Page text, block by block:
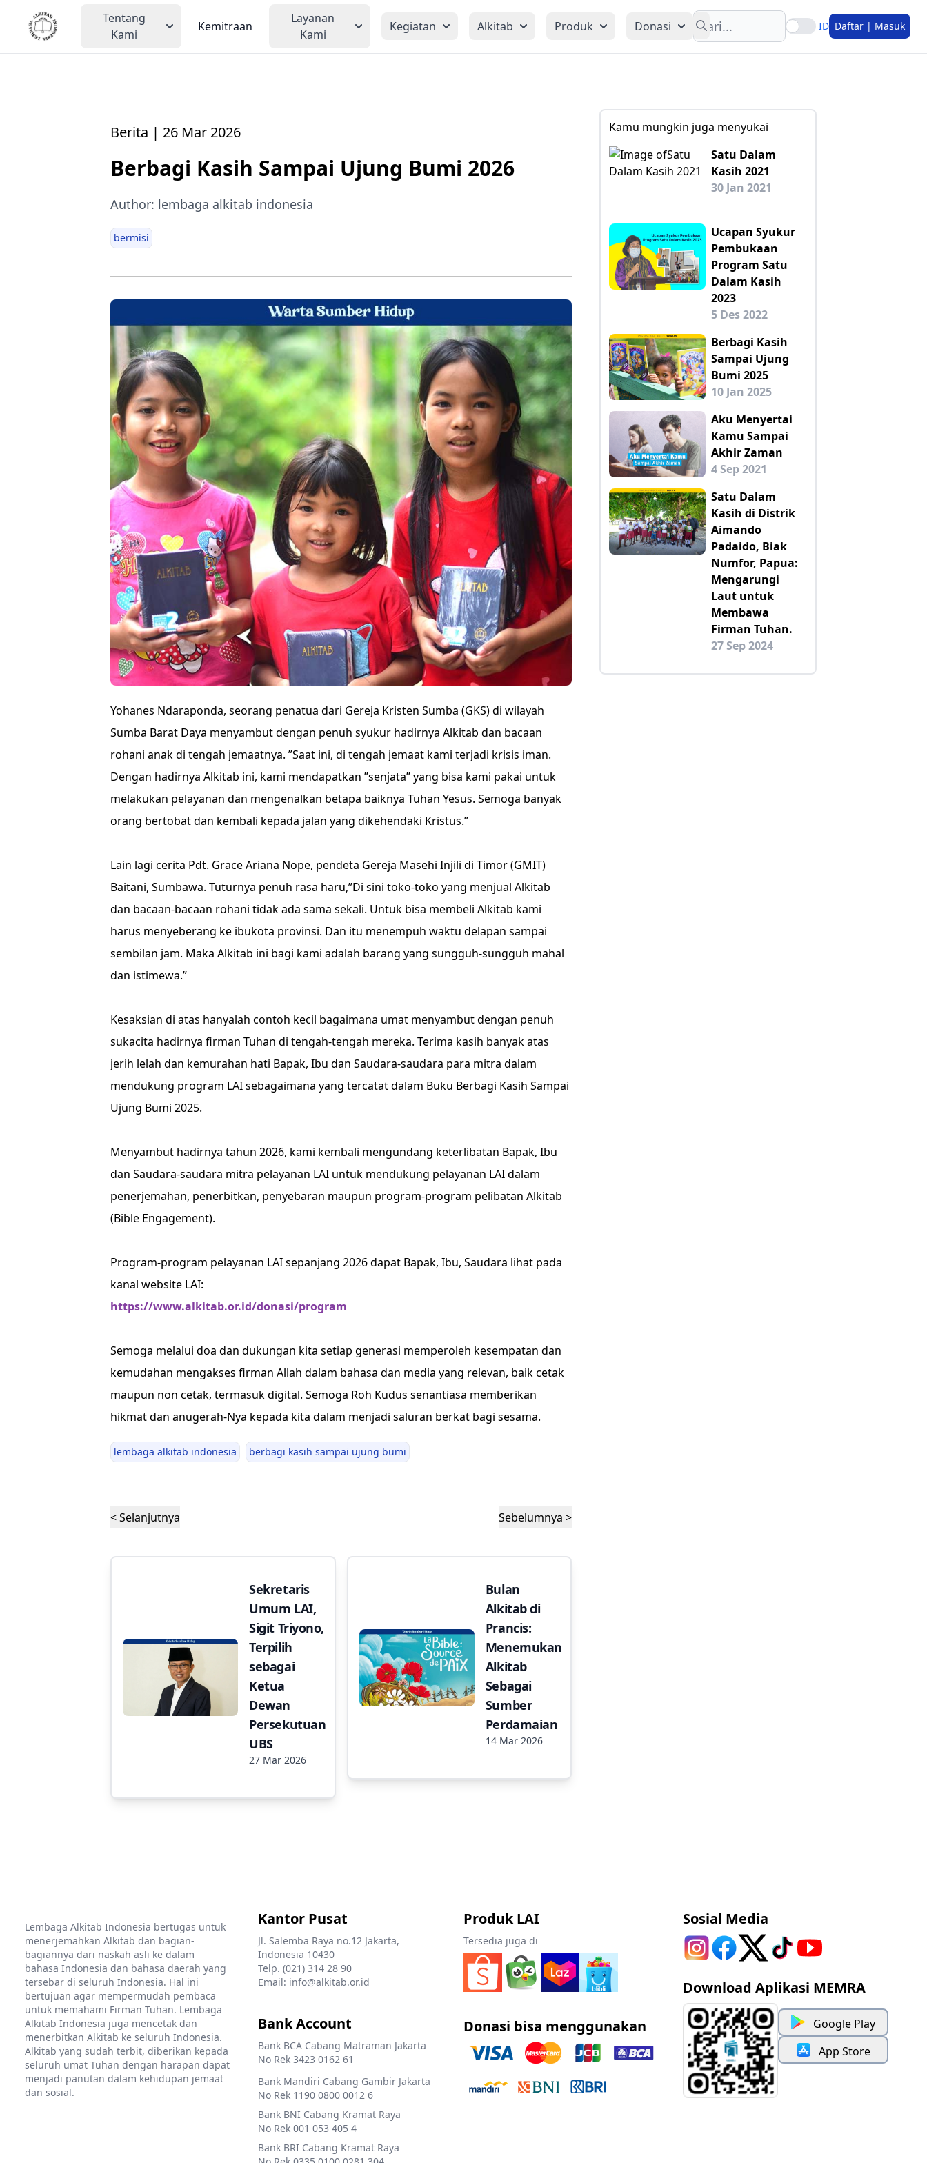
Tentang
Kami
Kemitraan
Layanan
Kami
Kegiatan Alkitab Produk Donasi
Search
ID Daftar | Masuk
Berita | 26 Mar 2026
Berbagi Kasih Sampai Ujung Bumi 2026
Author: lembaga alkitab indonesia
bermisi
Yohanes Ndaraponda, seorang penatua dari Gereja Kristen Sumba (GKS) di wilayah
Sumba Barat Daya menyambut dengan penuh syukur hadirnya Alkitab dan bacaan
rohani anak di tengah jemaatnya. ”Saat ini, di tengah jemaat kami terjadi krisis iman.
Dengan hadirnya Alkitab ini, kami mendapatkan ”senjata” yang bisa kami pakai untuk
melakukan pelayanan dan mengenalkan betapa baiknya Tuhan Yesus. Semoga banyak
orang bertobat dan kembali kepada jalan yang dikehendaki Kristus.”
Lain lagi cerita Pdt. Grace Ariana Nope, pendeta Gereja Masehi Injili di Timor (GMIT)
Baitani, Sumbawa. Tuturnya penuh rasa haru,”Di sini toko-toko yang menjual Alkitab
dan bacaan-bacaan rohani tidak ada sama sekali. Untuk bisa membeli Alkitab kami
harus menyeberang ke ibukota provinsi. Dan itu menempuh waktu delapan sampai
sembilan jam. Maka Alkitab ini bagi kami adalah barang yang sungguh-sungguh mahal
dan istimewa.”
Kesaksian di atas hanyalah contoh kecil bagaimana umat menyambut dengan penuh
sukacita hadirnya firman Tuhan di tengah-tengah mereka. Terima kasih banyak atas
jerih lelah dan kemurahan hati Bapak, Ibu dan Saudara-saudara para mitra dalam
mendukung program LAI sebagaimana yang tercatat dalam Buku Berbagi Kasih Sampai
Ujung Bumi 2025.
Menyambut hadirnya tahun 2026, kami kembali mengundang keterlibatan Bapak, Ibu
dan Saudara-saudara mitra pelayanan LAI untuk mendukung pelayanan LAI dalam
penerjemahan, penerbitkan, penyebaran maupun program-program pelibatan Alkitab
(Bible Engagement).
Program-program pelayanan LAI sepanjang 2026 dapat Bapak, Ibu, Saudara lihat pada
kanal website LAI:
https://www.alkitab.or.id/donasi/program
Semoga melalui doa dan dukungan kita setiap generasi memperoleh kesempatan dan
kemudahan mengakses firman Allah dalam bahasa dan media yang relevan, baik cetak
maupun non cetak, termasuk digital. Semoga Roh Kudus senantiasa memberikan
hikmat dan anugerah-Nya kepada kita dalam menjadi saluran berkat bagi sesama.
lembaga alkitab indonesia berbagi kasih sampai ujung bumi
< Selanjutnya Sebelumnya >
Sekretaris
Umum LAI,
Sigit Triyono,
Terpilih
sebagai
Ketua
Dewan
Persekutuan
UBS
27 Mar 2026
Bulan
Alkitab di
Prancis:
Menemukan
Alkitab
Sebagai
Sumber
Perdamaian
14 Mar 2026
Kamu mungkin juga menyukai
Satu Dalam
Kasih 2021
30 Jan 2021
Ucapan Syukur
Pembukaan
Program Satu
Dalam Kasih
2023
5 Des 2022
Berbagi Kasih
Sampai Ujung
Bumi 2025
10 Jan 2025
Aku Menyertai
Kamu Sampai
Akhir Zaman
4 Sep 2021
Satu Dalam
Kasih di Distrik
Aimando
Padaido, Biak
Numfor, Papua:
Mengarungi
Laut untuk
Membawa
Firman Tuhan.
27 Sep 2024
Lembaga Alkitab Indonesia bertugas untuk
menerjemahkan Alkitab dan bagian-
bagiannya dari naskah asli ke dalam
bahasa Indonesia dan bahasa daerah yang
tersebar di seluruh Indonesia. Hal ini
bertujuan agar mempermudah pembaca
untuk memahami Firman Tuhan. Lembaga
Alkitab Indonesia juga mencetak dan
menerbitkan Alkitab ke seluruh Indonesia.
Alkitab yang sudah terbit, diberikan kepada
seluruh umat Tuhan dengan harapan dapat
menjadi panutan dalam kehidupan jemaat
dan sosial.
Kantor Pusat
Jl. Salemba Raya no.12 Jakarta,
Indonesia 10430
Telp. (021) 314 28 90
Email: info@alkitab.or.id
Bank Account
Bank BCA Cabang Matraman Jakarta
No Rek 3423 0162 61
Bank Mandiri Cabang Gambir Jakarta
No Rek 1190 0800 0012 6
Bank BNI Cabang Kramat Raya
No Rek 001 053 405 4
Bank BRI Cabang Kramat Raya
Produk LAI
Tersedia juga di
Donasi bisa menggunakan
Sosial Media
Download Aplikasi MEMRA
Google Play
App Store